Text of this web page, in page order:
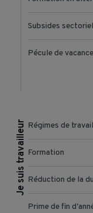
Pécule de
Je suis travailleur Régimes de
Formation
Réduction de la
Prime de fin